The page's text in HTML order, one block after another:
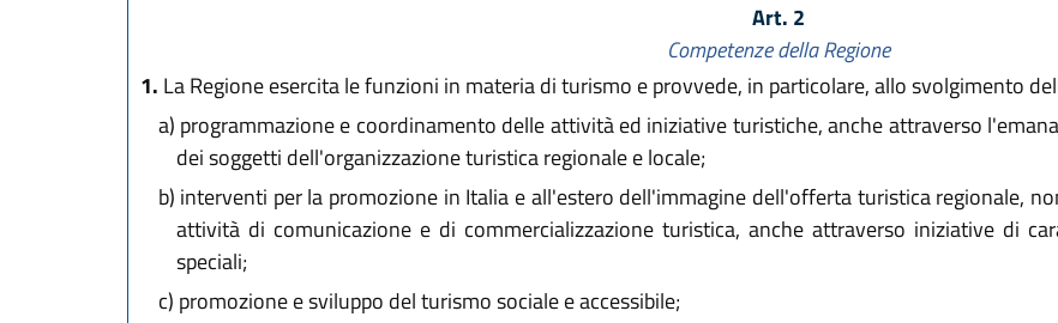
Art. 2
Competenze della Regione
1. La Regione esercita le funzioni in materia di turismo e provvede, in particolare, allo svolgimento
a) programmazione e coordinamento delle attività ed iniziative turistiche, anche attraverso
dei soggetti dell'organizzazione turistica regionale e locale;
b) interventi per la promozione in Italia e all'estero dell'immagine dell'offerta turistica regionale,
attività di comunicazione e di commercializzazione turistica, anche attraverso iniziative di
speciali;
c) promozione e sviluppo del turismo sociale e accessibile;